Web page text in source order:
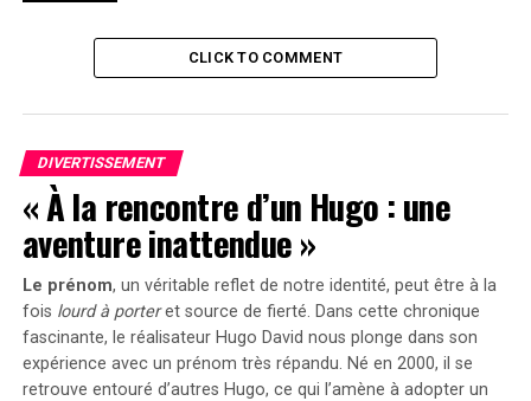
Image Crédit : Roy Rochlin/Getty Images pour
Empire State Realty Trust
promotionnel, « Phat Butt », qui donne un bon
aperçu de l’énergie qu’elle déploie tout au long
de l’album. Sa confiance en son art, son succès et
les atouts que beaucoup d’hommes apprécient
clairement celui de sa mentor, Nicki Minaj, et elle
parvient à le reproduire efficacement sur un type
de beat que l’artiste de Queens aurait
parfaitement maîtrisé.
CLICK TO COMMENT
DIVERTISSEMENT
« À la rencontre d’un Hugo : une
aventure inattendue »
Le prénom, un véritable reflet de notre identité, peut être à la
fois lourd à porteret source de fierté. Dans cette chronique
fascinante, le réalisateur Hugo David nous plonge dans son
expérience avec un prénom très répandu. Né en 2000, il se
retrouve entouré d’autres Hugo, ce qui l’amène à adopter un